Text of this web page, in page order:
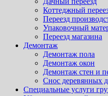
Коттеджный
Переезд
Упаковочный
Переезд магазина
Демонтаж
Демонтаж пола
Демонтаж окон
Демонтаж стен и
Снос деревянных
Специальные услуги